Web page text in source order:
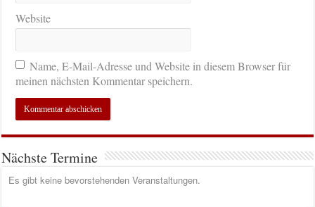
Website
Name, E-Mail-Adresse und Website in diesem Browser für
meinen nächsten Kommentar speichern.
Nächste Termine
Es gibt keine bevorstehenden Veranstaltungen.